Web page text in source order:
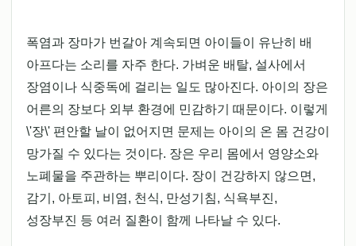
폭염과 장마가 번갈아 계속되면 아이들이 유난히 배
아프다는 소리를 자주 한다. 가벼운 배탈, 설사에서
장염이나 식중독에 걸리는 일도 많아진다. 아이의 장은
어른의 장보다 외부 환경에 민감하기 때문이다. 이렇게
\'장\' 편안할 날이 없어지면 문제는 아이의 온 몸 건강이
망가질 수 있다는 것이다. 장은 우리 몸에서 영양소와
노폐물을 주관하는 뿌리이다. 장이 건강하지 않으면,
감기, 아토피, 비염, 천식, 만성기침, 식욕부진,
성장부진 등 여러 질환이 함께 나타날 수 있다.